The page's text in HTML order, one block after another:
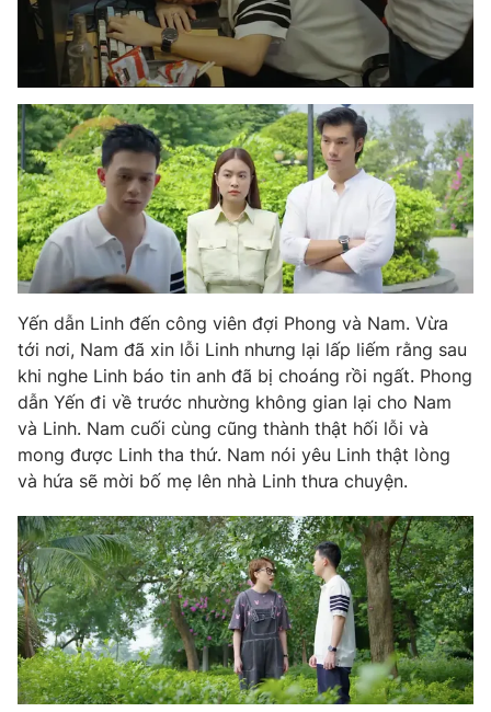
VTV4 Vươn mình bằng AI
VTV8
Liên hệ tòa soạn English
THỜI BÁO VTV
Theo dõi báo trên
Cơ quan chủ quản:Đài Truyền hình Việt Nam
Cơ quan báo chí:Thời báo VTV
Giấy phép hoạt động báo in và báo điện tử số 483/GP-BTTTT
cấp ngày 29/12/2023
Phó Tổng Biên tập:Nguyễn Thị Mỹ Hạnh, Phạm Quốc Thắng,
Nguyễn Trọng Ninh
Tổng đài VTV:024.38 355 931 - 024.38 355 932
Ðiện thoại Thời báo VTV:024.66 897 897
Email:toasoan@vtv.vn
Liên hệ quảng cáo:024-7300.7108
Yến dẫn Linh đến công viên đợi Phong và Nam. Vừa
tới nơi, Nam đã xin lỗi Linh nhưng lại lấp liếm rằng sau
khi nghe Linh báo tin anh đã bị choáng rồi ngất. Phong
dẫn Yến đi về trước nhường không gian lại cho Nam
và Linh. Nam cuối cùng cũng thành thật hối lỗi và
mong được Linh tha thứ. Nam nói yêu Linh thật lòng
và hứa sẽ mời bố mẹ lên nhà Linh thưa chuyện.